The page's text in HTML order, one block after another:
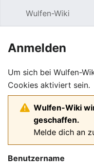
Wulfen-Wiki
Anmelden
Um sich bei Wulfen-
Cookies aktiviert sein.
Wulfen-Wiki
geschaffen.
Melde dich an
Benutzername